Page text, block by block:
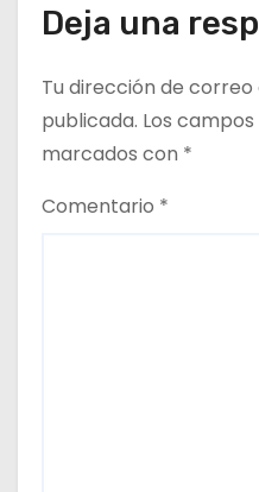
Deja una
Tu dirección de
publicada. Los
marcados con *
Comentario *